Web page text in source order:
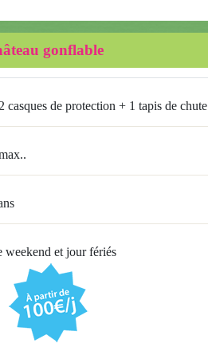
gonflable
casques de protection + 1 tapis de chute
weekend et jour fériés